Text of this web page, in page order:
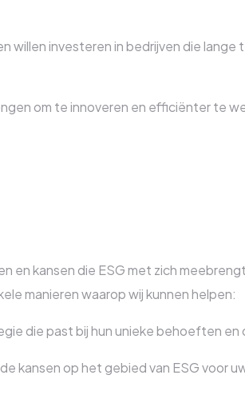
willen investeren in bedrijven die lange
om te innoveren en efficiënter te
en kansen die ESG met zich
manieren waarop wij kunnen helpen:
die past bij hun unieke behoeften en
kansen op het gebied van ESG voor